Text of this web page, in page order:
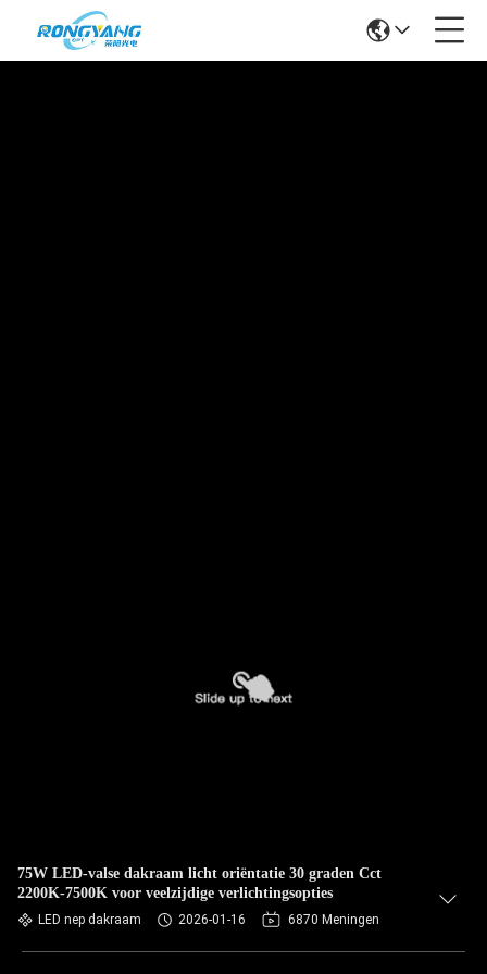
75W LED-valse dakraam licht oriëntatie 30 graden Cct
2200K-7500K voor veelzijdige verlichtingsopties
LED nep dakraam 2026-01-16 6870 Meningen